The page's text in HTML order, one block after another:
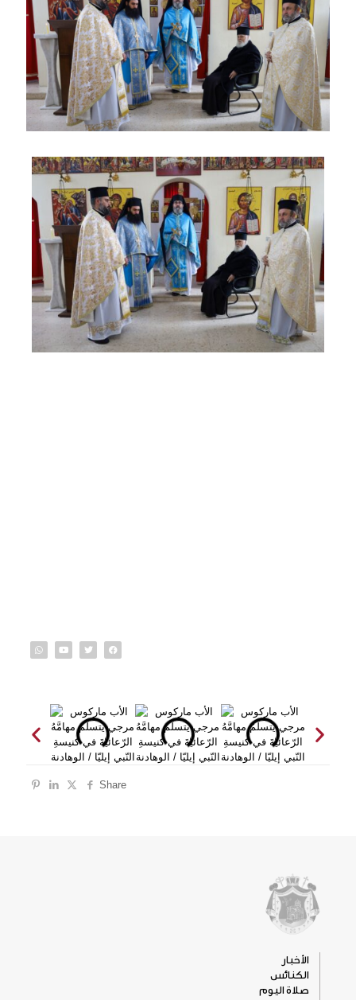
Share
الأخبار
الكنائس
صلاة اليوم